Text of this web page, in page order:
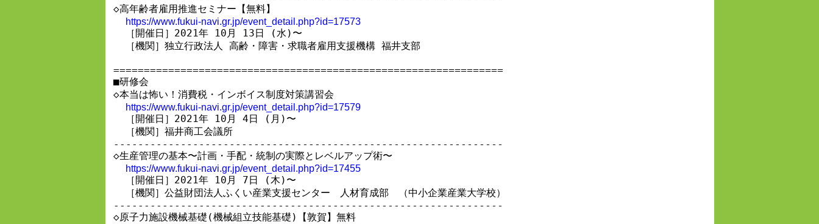
◇高年齢者雇用推進セミナー【無料】
https://www.fukui-navi.gr.jp/event_detail.php?id=17573
  ［開催日］2021年 10月 13日 (水)〜
  ［機関］独立行政法人 高齢・障害・求職者雇用支援機構 福井支部
================================================================
■研修会
◇本当は怖い！消費税・インボイス制度対策講習会
https://www.fukui-navi.gr.jp/event_detail.php?id=17579
  ［開催日］2021年 10月 4日 (月)〜
  ［機関］福井商工会議所
----------------------------------------------------------------
◇生産管理の基本〜計画・手配・統制の実際とレベルアップ術〜
https://www.fukui-navi.gr.jp/event_detail.php?id=17455
  ［開催日］2021年 10月 7日 (木)〜
  ［機関］公益財団法人ふくい産業支援センター　人材育成部　（中小企業産業大学校）
----------------------------------------------------------------
◇原子力施設機械基礎(機械組立技能基礎)【敦賀】無料